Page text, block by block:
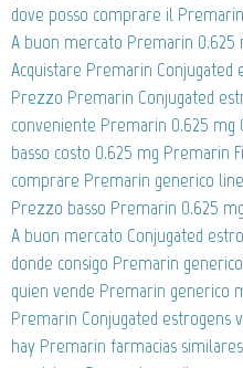
dove posso comprare il
A buon mercato Premarin 0.625
Acquistare Premarin Conjugated
Prezzo Premarin Conjugated
conveniente Premarin 0.625 mg
basso costo 0.625 mg Premarin
comprare Premarin generico line
Prezzo basso Premarin 0.625
A buon mercato Conjugated
donde consigo Premarin
quien vende Premarin generico
Premarin Conjugated estrogens
hay Premarin farmacias similares